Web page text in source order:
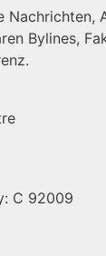
Nachrichten,
Bylines,
C 92009